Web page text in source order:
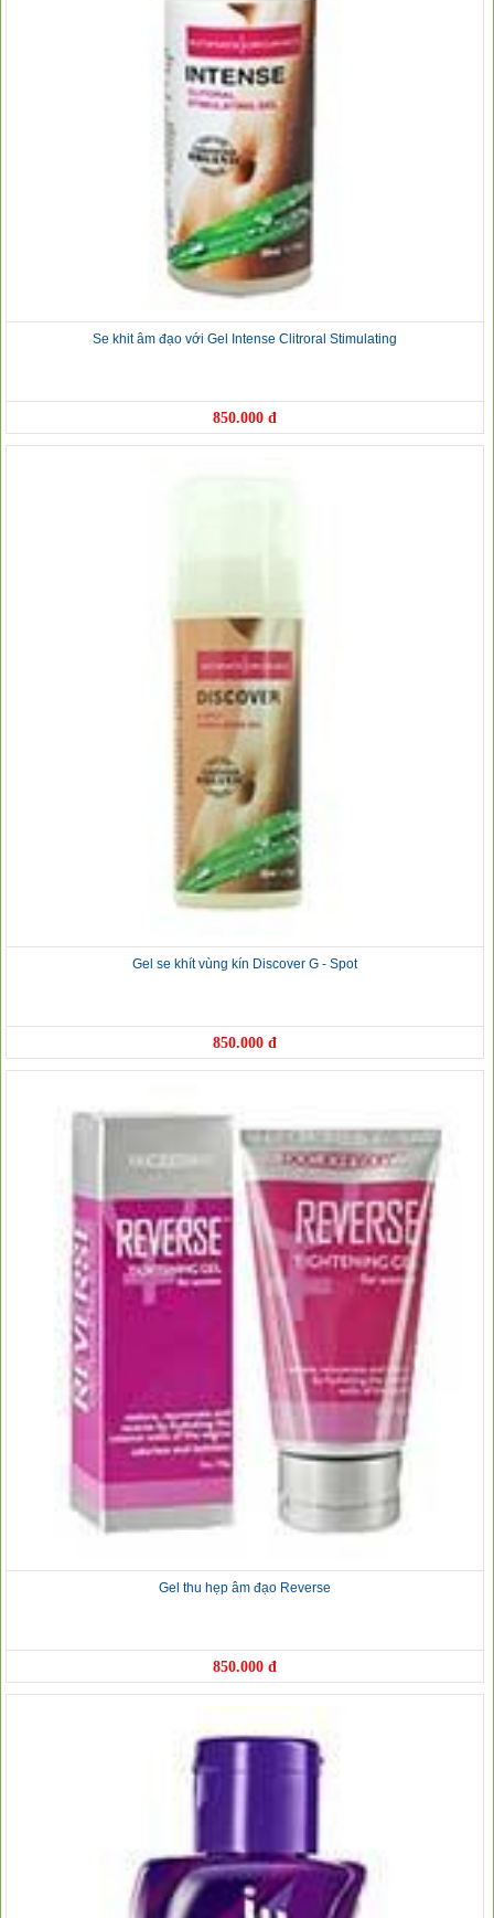
Se khit âm đạo với Gel Intense Clitroral Stimulating
850.000 đ
Gel se khít vùng kín Discover G - Spot
850.000 đ
Gel thu hẹp âm đạo Reverse
850.000 đ
❆